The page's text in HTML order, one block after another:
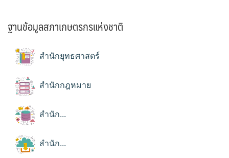
ฐานข้อมูลสภาเกษตรกรแห่งชาติ
สำนักยุทธศาสตร์
สำนักกฎหมาย
สำนัก...
สำนัก...